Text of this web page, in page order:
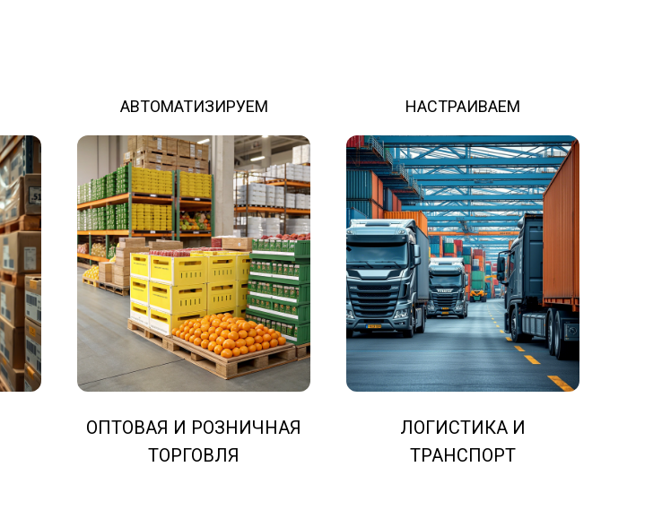
АВТОМАТИЗИРУЕМ
ОПТОВАЯ И РОЗНИЧНАЯ
ТОРГОВЛЯ
НАСТРАИВАЕМ
ЛОГИСТИКА И
ТРАНСПОРТ